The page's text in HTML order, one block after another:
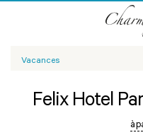
Vacances
Felix Hotel
à